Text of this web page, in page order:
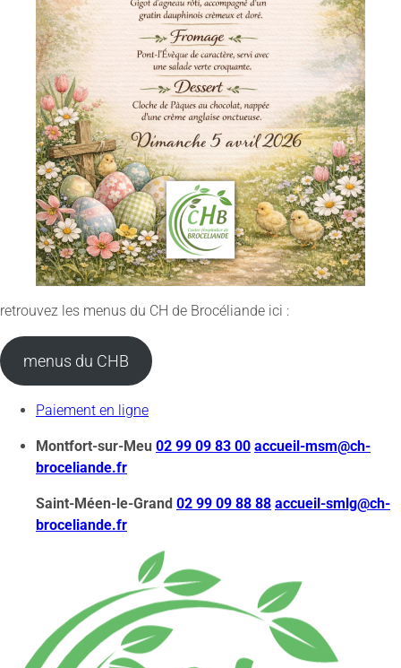
retrouvez les menus du CH de Brocéliande ici :
menus du CHB
Paiement en ligne
Montfort-sur-Meu 02 99 09 83 00 accueil-msm@ch-
broceliande.fr
Saint-Méen-le-Grand 02 99 09 88 88 accueil-smlg@ch-
broceliande.fr